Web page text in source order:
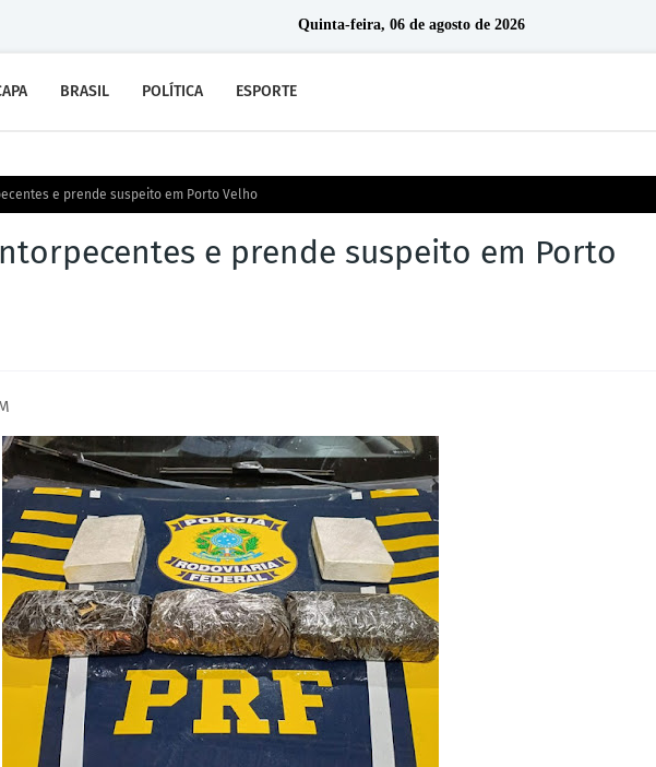
Quinta-feira, 06 de agosto de 2026
BRASIL POLÍTICA ESPORTE
e prende suspeito em Porto Velho
e prende suspeito em Porto